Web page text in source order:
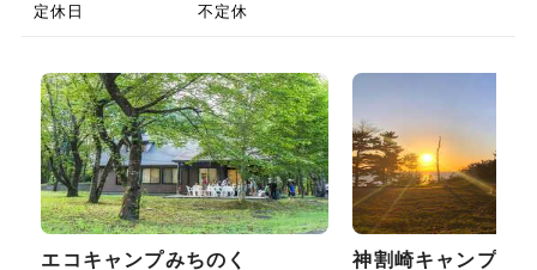
定休日 不定休
エコキャンプみちのく 神割崎キャンプ場